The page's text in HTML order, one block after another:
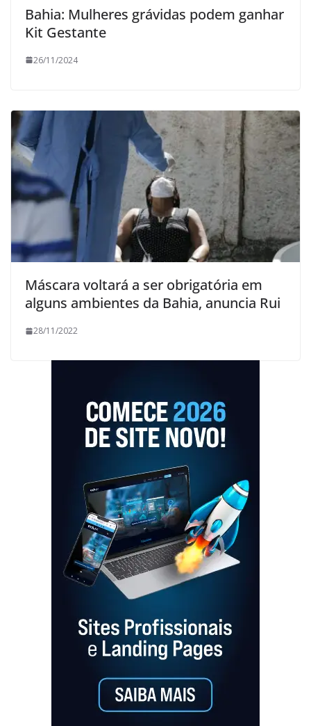
Bahia: Mulheres grávidas podem ganhar
Kit Gestante
26/11/2024
Máscara voltará a ser obrigatória em
alguns ambientes da Bahia, anuncia Rui
28/11/2022